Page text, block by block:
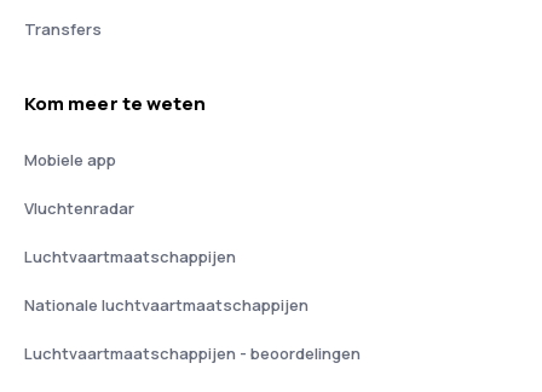
Transfers
Kom meer te weten
Mobiele app
Vluchtenradar
Luchtvaartmaatschappijen
Nationale luchtvaartmaatschappijen
Luchtvaartmaatschappijen - beoordelingen